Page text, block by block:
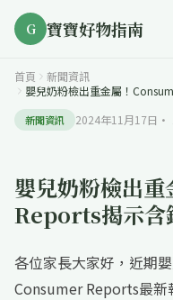
G 寶寶好物指南
首頁
新聞資訊
嬰兒奶粉檢出重金屬！
新聞資訊 2024年11月17日 ·
嬰兒奶粉檢出
Reports揭示含
各位家長大家好，近期
Consumer Reports最新